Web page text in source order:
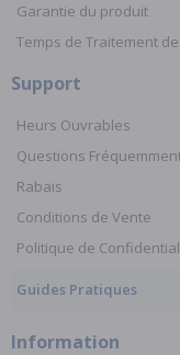
Garantie du produit
Temps de Traitement
Support
Heurs Ouvrables
Questions
Rabais
Conditions de Vente
Politique de
Guides Pratiques
Information